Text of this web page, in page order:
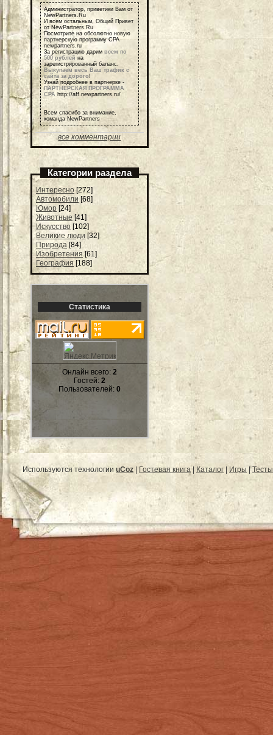
Администратор, приветики Вам от
NewPartners.Ru
И всем остальным, Общий Привет
от NewPartners.Ru
Посмотрите на обсолютно новую
партнерскую программу СРА
newpartners.ru
За регистрацию дарим всем по
500 рублей на
зарегистрированный баланс.
Выкупаем весь Ваш трафик с
сайта за дорого!
Узнай подробнее в партнерке -
ПАРТНЕРСКАЯ ПРОГРАММА
СРА http://aff.newpartners.ru/
Всем спасибо за внимание,
команда NewPartners
все комментарии
Категории раздела
Интересно [272]
Автомобили [68]
Юмор [24]
Животные [41]
Искусство [102]
Великие люди [32]
Природа [84]
Изобретения [61]
География [188]
Статистика
Онлайн всего: 2
Гостей: 2
Пользователей: 0
Используются технологии uCoz | Гостевая книга | Каталог | Игры |Тесты